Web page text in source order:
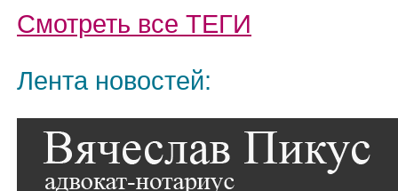
Смотреть все ТЕГИ
Лента новостей: